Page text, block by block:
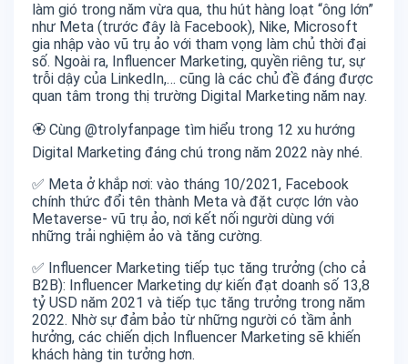
làm gió trong năm vừa qua, thu hút hàng loạt “ông lớn”
như Meta (trước đây là Facebook), Nike, Microsoft
gia nhập vào vũ trụ ảo với tham vọng làm chủ thời đại
số. Ngoài ra, Influencer Marketing, quyền riêng tư, sự
trỗi dậy của LinkedIn,… cũng là các chủ đề đáng được
quan tâm trong thị trường Digital Marketing năm nay.
🏵️ Cùng @trolyfanpage tìm hiểu trong 12 xu hướng
Digital Marketing đáng chú trong năm 2022 này nhé.
✅ Meta ở khắp nơi: vào tháng 10/2021, Facebook
chính thức đổi tên thành Meta và đặt cược lớn vào
Metaverse- vũ trụ ảo, nơi kết nối người dùng với
những trải nghiệm ảo và tăng cường.
✅ Influencer Marketing tiếp tục tăng trưởng (cho cả
B2B): Influencer Marketing dự kiến đạt doanh số 13,8
tỷ USD năm 2021 và tiếp tục tăng trưởng trong năm
2022. Nhờ sự đảm bảo từ những người có tầm ảnh
hưởng, các chiến dịch Influencer Marketing sẽ khiến
khách hàng tin tưởng hơn.